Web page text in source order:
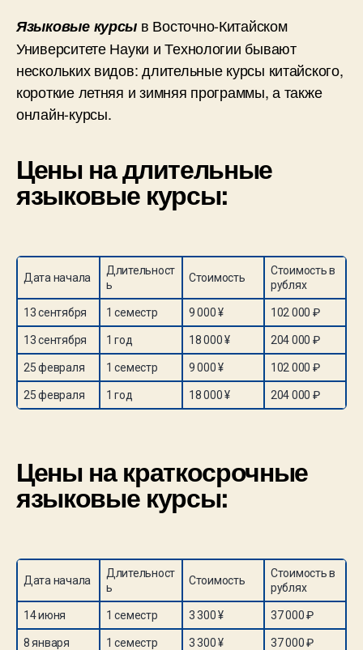
Языковые курсы в Восточно-Китайском
Университете Науки и Технологии бывают
нескольких видов: длительные курсы китайского,
короткие летняя и зимняя программы, а также
онлайн-курсы.
Цены на длительные
языковые курсы:
Дата начала
Длительност
ь
Стоимость
Стоимость в
рублях
13 сентября 1 семестр 9 000 ¥ 102 000 ₽
13 сентября 1 год 18 000 ¥ 204 000 ₽
25 февраля 1 семестр 9 000 ¥ 102 000 ₽
25 февраля 1 год 18 000 ¥ 204 000 ₽
Цены на краткосрочные
языковые курсы:
Дата начала
Длительност
ь
Стоимость
Стоимость в
рублях
14 июня 1 семестр 3 300 ¥ 37 000 ₽
8 января 1 семестр 3 300 ¥ 37 000 ₽